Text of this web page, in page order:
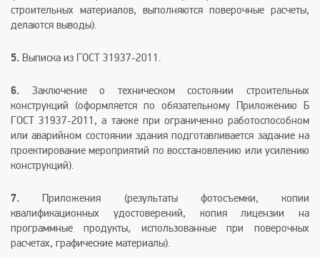
строительных материалов, выполняются поверочные расчеты,
делаются выводы).
5. Выписка из ГОСТ 31937-2011.
6. Заключение о техническом состоянии строительных
конструкций (оформляется по обязательному Приложению Б
ГОСТ 31937-2011, а также при ограниченно работоспособном
или аварийном состоянии здания подготавливается задание на
проектирование мероприятий по восстановлению или усилению
конструкций).
7. Приложения (результаты фотосъемки, копии
квалификационных удостоверений, копия лицензии на
программные продукты, использованные при поверочных
расчетах, графические материалы).